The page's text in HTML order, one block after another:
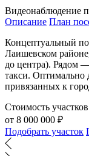
Видеонаблюдение
Описание План
Концептуальный
Лаишевском
до центра). Рядом —
такси. Оптимально
привязанных к
Стоимость участков
от 8 000 000 ₽
Подобрать участок